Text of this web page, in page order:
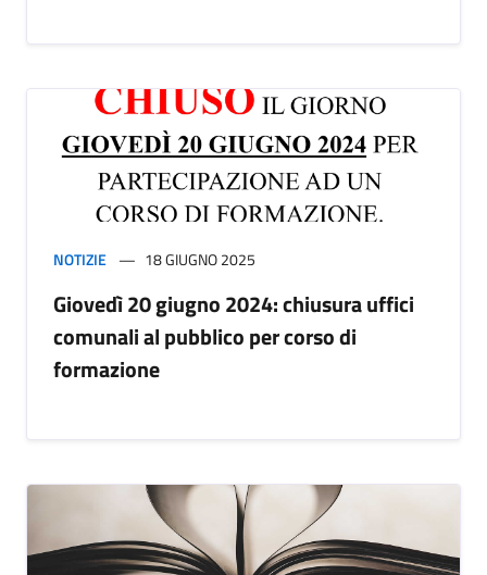
NOTIZIE 18 GIUGNO 2025
Giovedì 20 giugno 2024: chiusura uffici
comunali al pubblico per corso di
formazione